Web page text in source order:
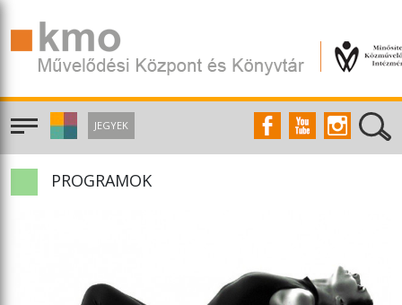
JEGYEK
PROGRAMOK